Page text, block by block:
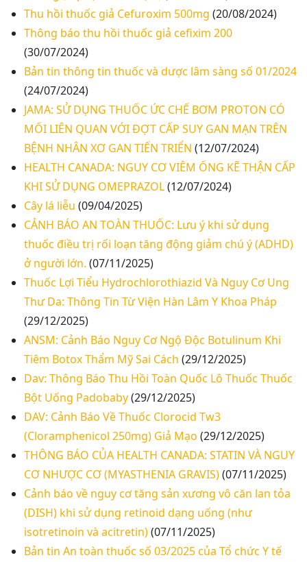
Thu hồi thuốc giả Cefuroxim 500mg (20/08/2024)
Thông báo thu hồi thuốc giả cefixim 200
(30/07/2024)
Bản tin thông tin thuốc và dược lâm sàng số 01/2024
(24/07/2024)
JAMA: SỬ DỤNG THUỐC ỨC CHẾ BƠM PROTON CÓ
MỐI LIÊN QUAN VỚI ĐỢT CẤP SUY GAN MẠN TRÊN
BỆNH NHÂN XƠ GAN TIẾN TRIỂN (12/07/2024)
HEALTH CANADA: NGUY CƠ VIÊM ỐNG KẼ THẬN CẤP
KHI SỬ DỤNG OMEPRAZOL(12/07/2024)
Cây lá liễu (09/04/2025)
CẢNH BÁO AN TOÀN THUỐC: Lưu ý khi sử dụng
thuốc điều trị rối loạn tăng động giảm chú ý (ADHD)
ở người lớn. (07/11/2025)
Thuốc Lợi Tiểu Hydrochlorothiazid Và Nguy Cơ Ung
Thư Da: Thông Tin Từ Viện Hàn Lâm Y Khoa Pháp
(29/12/2025)
ANSM: Cảnh Báo Nguy Cơ Ngộ Độc Botulinum Khi
Tiêm Botox Thẩm Mỹ Sai Cách (29/12/2025)
Dav: Thông Báo Thu Hồi Toàn Quốc Lô Thuốc Thuốc
Bột Uống Padobaby(29/12/2025)
DAV: Cảnh Báo Về Thuốc Clorocid Tw3
(Cloramphenicol 250mg) Giả Mạo (29/12/2025)
THÔNG BÁO CỦA HEALTH CANADA: STATIN VÀ NGUY
CƠ NHƯỢC CƠ (MYASTHENIA GRAVIS)(07/11/2025)
Cảnh báo về nguy cơ tăng sản xương vô căn lan tỏa
(DISH) khi sử dụng retinoid dạng uống (như
isotretinoin và acitretin)(07/11/2025)
Bản tin An toàn thuốc số 03/2025 của Tổ chức Y tế